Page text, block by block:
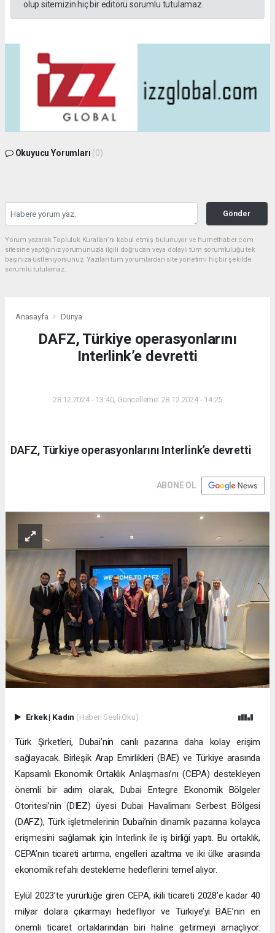
olup sitemizin hiç bir editörü sorumlu tutulamaz.
Okuyucu Yorumları (0)
Gönder
Yorum yazarak Topluluk Kuralları’nı kabul etmiş bulunuyor ve hurnethaber.com
sitesine yaptığınız yorumunuzla ilgili doğrudan veya dolaylı tüm sorumluluğu tek
başınıza üstleniyorsunuz. Yazılan tüm yorumlardan site yönetimi hiçbir şekilde
sorumlu tutulamaz.
Anasayfa Dünya
DAFZ, Türkiye operasyonlarını
Interlink’e devretti
28.12.2024 - 13:40, Güncelleme: 28.12.2024 - 14:25
DAFZ, Türkiye operasyonlarını Interlink’e devretti
ABONE OL
Erkek| Kadın (Haberi Sesli Oku)
Türk Şirketleri, Dubai’nin canlı pazarına daha kolay erişim
sağlayacak. Birleşik Arap Emirlikleri (BAE) ve Türkiye arasında
Kapsamlı Ekonomik Ortaklık Anlaşması’nı (CEPA) destekleyen
önemli bir adım olarak, Dubai Entegre Ekonomik Bölgeler
Otoritesi’nin (DIEZ) üyesi Dubai Havalimanı Serbest Bölgesi
(DAFZ), Türk işletmelerinin Dubai’nin dinamik pazarına kolayca
erişmesini sağlamak için Interlink ile iş birliği yaptı. Bu ortaklık,
CEPA’nın ticareti artırma, engelleri azaltma ve iki ülke arasında
ekonomik refahı destekleme hedeflerini temel alıyor.
Eylül 2023’te yürürlüğe giren CEPA, ikili ticareti 2028’e kadar 40
milyar dolara çıkarmayı hedefliyor ve Türkiye’yi BAE’nin en
önemli ticaret ortaklarından biri haline getirmeyi amaçlıyor.